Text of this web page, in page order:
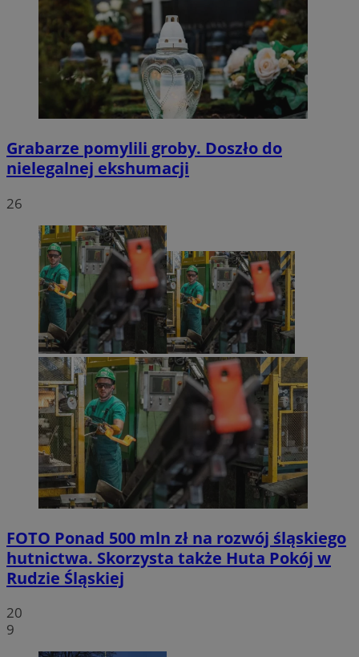
Grabarze pomylili groby. Doszło do
nielegalnej ekshumacji
26
FOTO Ponad 500 mln zł na rozwój śląskiego
hutnictwa. Skorzysta także Huta Pokój w
Rudzie Śląskiej
20
9